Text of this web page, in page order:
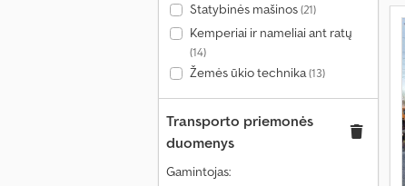
Statybinės mašinos(21)
Kemperiai ir nameliai ant ratų
(14)
Žemės ūkio technika(13)
Transporto priemonės
duomenys
Gamintojas: